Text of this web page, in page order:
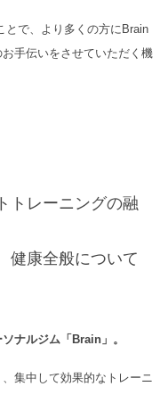
とで、より多くの方にBrain
手伝いをさせていただく機
トレーニングの融
健康全般について
ナルジム「Brain」。
集中して効果的なトレーニ